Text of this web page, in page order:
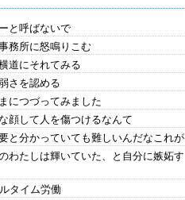
と呼ばないで
務所に怒鳴りこむ
道にそれてみる
さを認める
につづってみました
顔して人を傷つけるなんて
と分かっていても難しいんだなこれが
わたしは輝いていた、と自分に嫉妬す
タイム労働